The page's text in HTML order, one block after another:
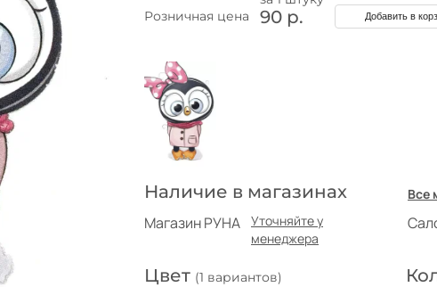
Розничная цена
90 р. Добавить в
Наличие в магазинах Все
Магазин РУНА
Уточняйте у
менеджера
Цвет (1 вариантов)